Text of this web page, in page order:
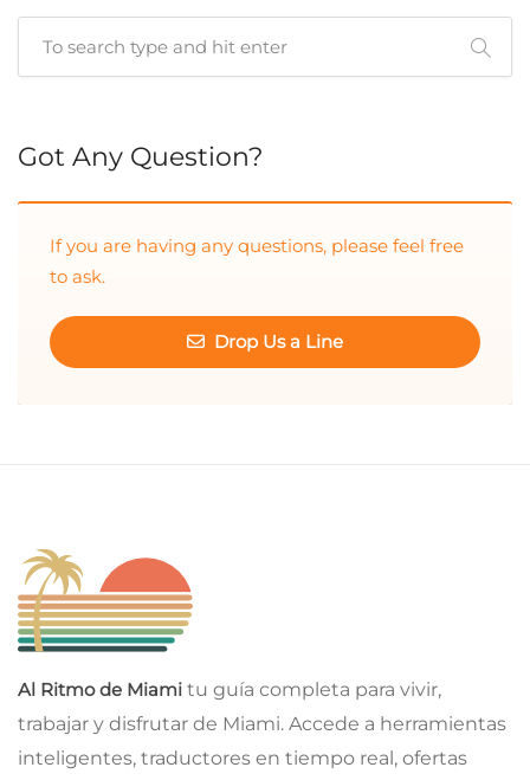
Got Any Question?
If you are having any questions, please feel free
to ask.
Drop Us a Line
Al Ritmo de Miami tu guía completa para vivir,
trabajar y disfrutar de Miami. Accede a herramientas
inteligentes, traductores en tiempo real, ofertas